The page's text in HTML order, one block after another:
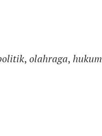
, olahraga, hukum